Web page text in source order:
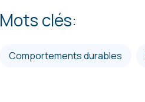
Mots clés:
comportements durables